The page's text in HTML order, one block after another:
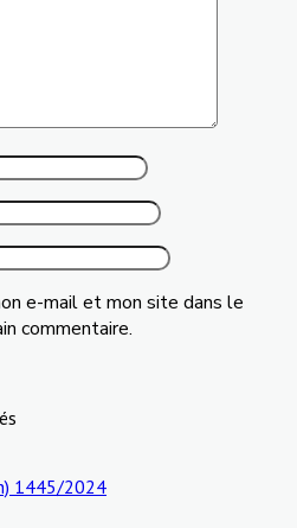
e-mail et mon site dans le
commentaire.
1445/2024